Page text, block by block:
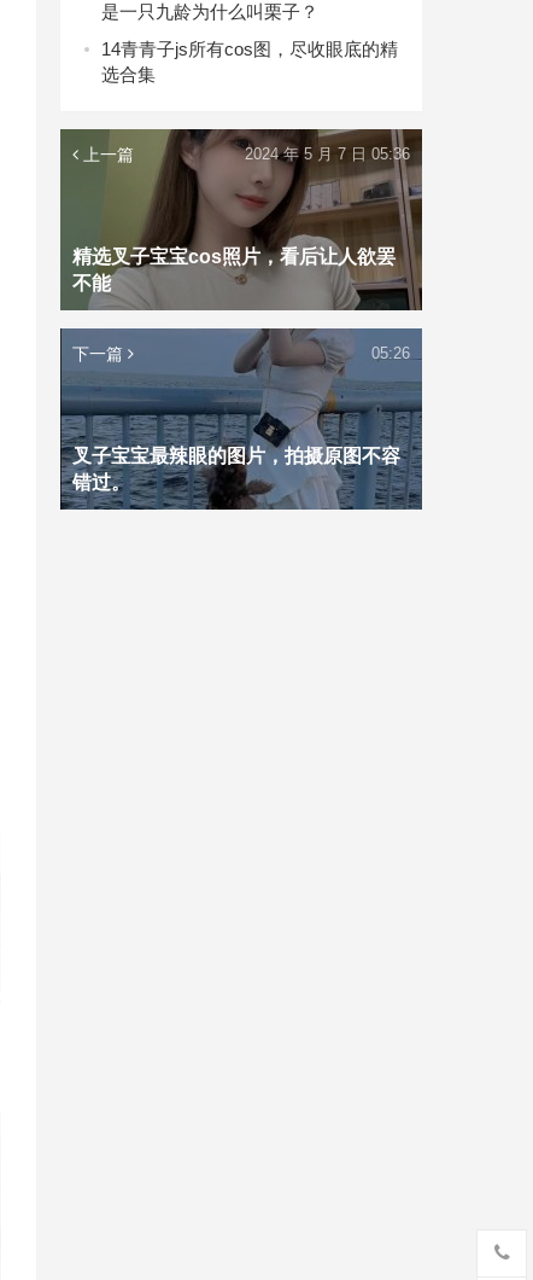
是一只九龄为什么叫栗子？
14青青子js所有cos图，尽收眼底的精
选合集
上一篇
精选叉子宝宝cos照片，看后让人欲罢
不能
2024 年 5 月 7 日 05:36
下一篇
叉子宝宝最辣眼的图片，拍摄原图不容
错过。
05:26